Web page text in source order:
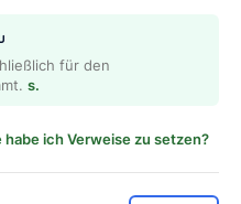
für den
s.
habe ich Verweise zu setzen?